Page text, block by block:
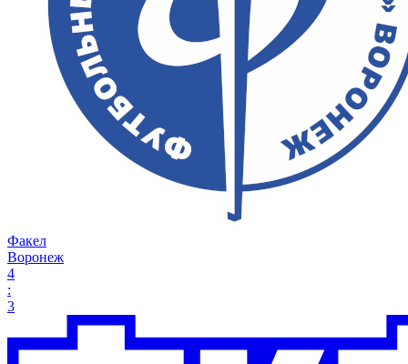
Факел
Воронеж
4
:
3